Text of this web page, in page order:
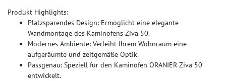
Produkt Highlights:
Platzsparendes Design: Ermöglicht eine elegante
Wandmontage des Kaminofens Ziva 50.
Modernes Ambiente: Verleiht Ihrem Wohnraum eine
aufgeräumte und zeitgemäße Optik.
Passgenau: Speziell für den Kaminofen ORANIER Ziva 50
entwickelt.